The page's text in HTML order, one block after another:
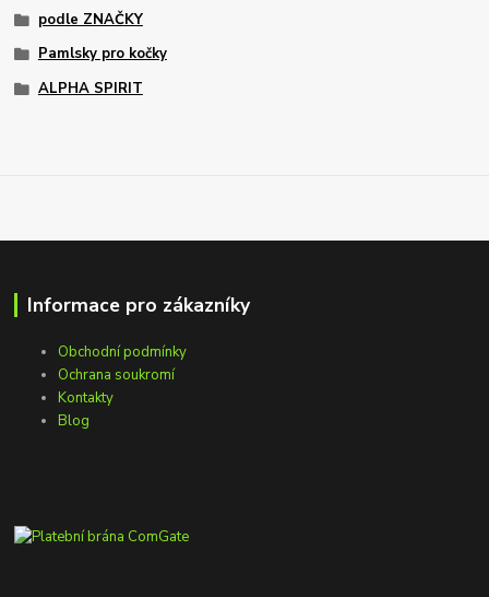
podle ZNAČKY
Pamlsky pro kočky
ALPHA SPIRIT
Informace pro zákazníky
Obchodní podmínky
Ochrana soukromí
Kontakty
Blog